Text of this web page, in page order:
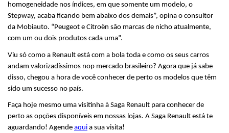
homogeneidade nos índices, em que somente um modelo, o
Stepway, acaba ficando bem abaixo dos demais”, opina o consultor
da Mobiauto. “Peugeot e Citroën são marcas de nicho atualmente,
com um ou dois produtos cada uma”.
Viu só como a Renault está com a bola toda e como os seus carros
andam valorizadíssimos nop mercado brasileiro? Agora que já sabe
disso, chegou a hora de você conhecer de perto os modelos que têm
sido um sucesso no país.
Faça hoje mesmo uma visitinha à Saga Renault para conhecer de
perto as opções disponíveis em nossas lojas. A Saga Renault está te
aguardando! Agende aqui a sua visita!